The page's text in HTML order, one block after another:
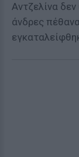
Αντζελίνα
άνδρες